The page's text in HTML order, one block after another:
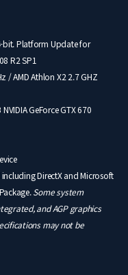
bit. Platform Update for
R2 SP1
/ AMD Athlon X2 2.7 GHZ
GeForce GTX 670
DirectX and Microsoft
Some system
and AGP graphics
may not be